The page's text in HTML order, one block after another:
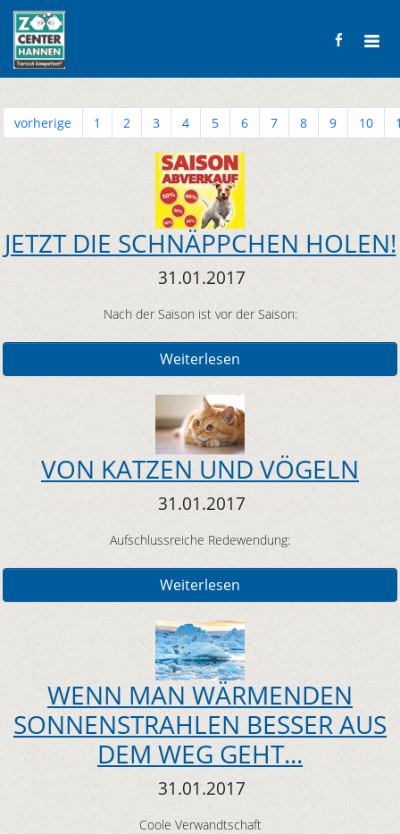
vorherige 1 2 3 4 5 6 7 8 9 10
JETZT DIE SCHNÄPPCHEN HOLEN!
31.01.2017
Nach der Saison ist vor der Saison:
Weiterlesen
VON KATZEN UND VÖGELN
31.01.2017
Aufschlussreiche Redewendung:
Weiterlesen
WENN MAN WÄRMENDEN
SONNENSTRAHLEN BESSER AUS
DEM WEG GEHT...
31.01.2017
Coole Verwandtschaft